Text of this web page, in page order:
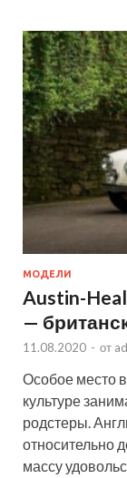
МОДЕЛИ
Austin-
—
11.08.2020 - от
Особое место
культуре
родстеры.
относительно
массу